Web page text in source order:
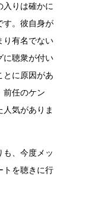
入りは確かに
す。彼自身が
り有名でない
に聴衆が付い
とに原因があ
前任のケン
人気がありま
も、今度メッ
トを聴きに行